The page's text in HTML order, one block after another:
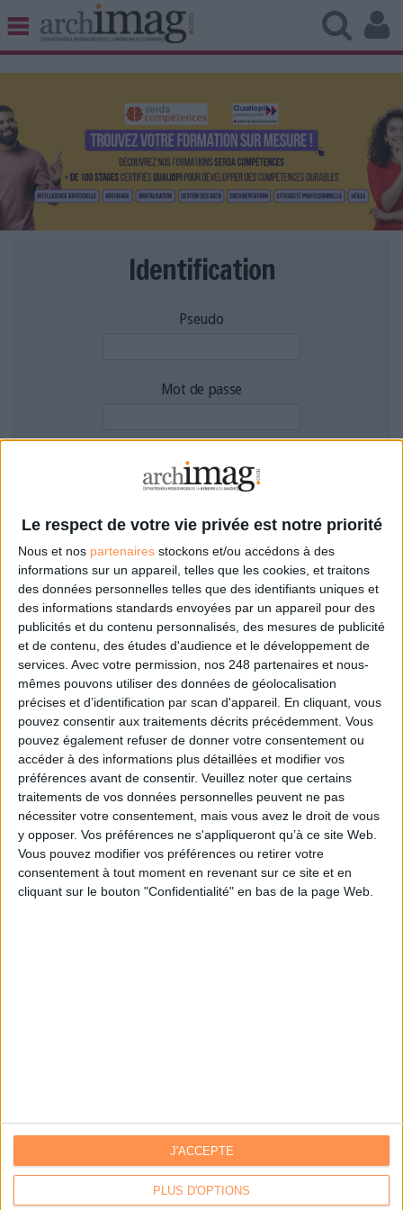
Le respect de votre vie privée est notre priorité
Nous et nos partenaires stockons et/ou accédons à des
informations sur un appareil, telles que les cookies, et traitons
des données personnelles telles que des identifiants uniques et
des informations standards envoyées par un appareil pour des
publicités et du contenu personnalisés, des mesures de publicité
et de contenu, des études d'audience et le développement de
services. Avec votre permission, nos 248 partenaires et nous-
mêmes pouvons utiliser des données de géolocalisation
précises et d’identification par scan d'appareil. En cliquant, vous
pouvez consentir aux traitements décrits précédemment. Vous
pouvez également refuser de donner votre consentement ou
accéder à des informations plus détaillées et modifier vos
préférences avant de consentir. Veuillez noter que certains
traitements de vos données personnelles peuvent ne pas
nécessiter votre consentement, mais vous avez le droit de vous
y opposer. Vos préférences ne s'appliqueront qu’à ce site Web.
Vous pouvez modifier vos préférences ou retirer votre
consentement à tout moment en revenant sur ce site et en
cliquant sur le bouton "Confidentialité" en bas de la page Web.
PLUS D'OPTIONS
J'ACCEPTE
BIBLIOTHÈQUE ÉDITION
UNIVERS DATA
TRAVAIL COLLABORATIF
VIE NUMÉRIQUE
NUMÉRIQUE RESPONSABLE
LES LIVRES BLANCS
LES SUPPLÉMENTS
NOS OFFRES D'ABONNEMENTS
Identification
Pseudo
Mot de passe
Filtre anti-spam
Mot de passe oublié ?
Pas encore de compte?
Je m'inscris pour commenter les articles
ou déposer mon CV
Je m'inscris sur Archimag.com
Communiquer avec Archimag|Communiquer avec ACE